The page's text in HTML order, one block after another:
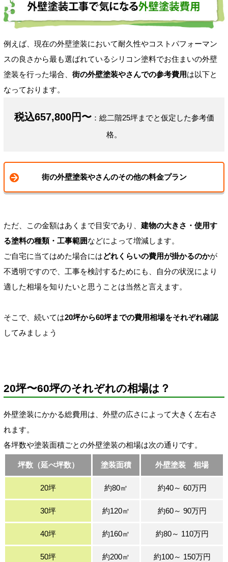
例えば、現在の外壁塗装において耐久性やコストパフォーマン
スの良さから最も選ばれているシリコン塗料でお住まいの外壁
塗装を行った場合、 街の外壁塗装やさんでの参考費用は以下と
なっております。
税込657,800円〜：総二階25坪までと仮定した参考価
格。
街の外壁塗装やさんのその他の料金プラン
ただ、この金額はあくまで目安であり、 建物の大きさ・使用す
る塗料の種類・工事範囲などによって増減します。
ご自宅に当てはめた場合にはどれくらいの費用が掛かるのかが
不透明ですので、工事を検討するためにも、自分の状況により
適した相場を知りたいと思うことは当然と言えます。
そこで、続いては20坪から60坪までの費用相場をそれぞれ確認
してみましょう
20坪〜60坪のそれぞれの相場は？
外壁塗装にかかる総費用は、外壁の広さによって大きく左右さ
れます。
各坪数や塗装面積ごとの外壁塗装の相場は次の通りです。
坪数（延べ坪数） 塗装面積 外壁塗装 相場
20坪 約80㎡ 約40～ 60万円
30坪 約120㎡ 約60～ 90万円
40坪 約160㎡ 約80～ 110万円
50坪 約200㎡ 約100～ 150万円